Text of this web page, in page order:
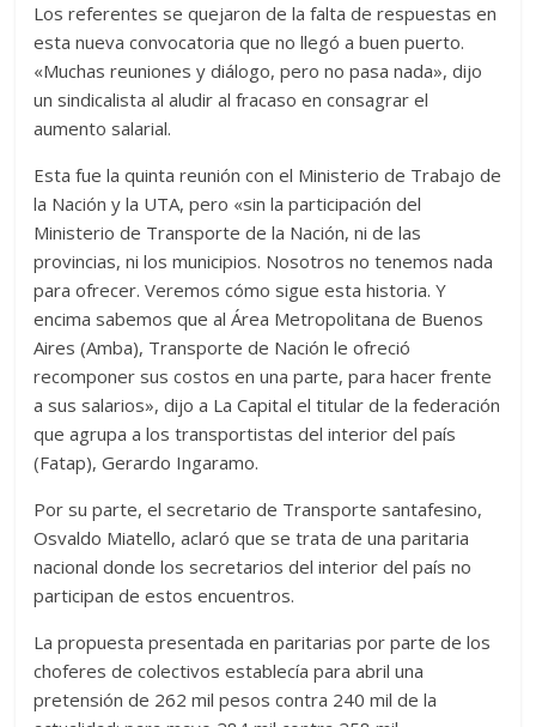
Los referentes se quejaron de la falta de respuestas en
esta nueva convocatoria que no llegó a buen puerto.
«Muchas reuniones y diálogo, pero no pasa nada», dijo
un sindicalista al aludir al fracaso en consagrar el
aumento salarial.
Esta fue la quinta reunión con el Ministerio de Trabajo de
la Nación y la UTA, pero «sin la participación del
Ministerio de Transporte de la Nación, ni de las
provincias, ni los municipios. Nosotros no tenemos nada
para ofrecer. Veremos cómo sigue esta historia. Y
encima sabemos que al Área Metropolitana de Buenos
Aires (Amba), Transporte de Nación le ofreció
recomponer sus costos en una parte, para hacer frente
a sus salarios», dijo a La Capital el titular de la federación
que agrupa a los transportistas del interior del país
(Fatap), Gerardo Ingaramo.
Por su parte, el secretario de Transporte santafesino,
Osvaldo Miatello, aclaró que se trata de una paritaria
nacional donde los secretarios del interior del país no
participan de estos encuentros.
La propuesta presentada en paritarias por parte de los
choferes de colectivos establecía para abril una
pretensión de 262 mil pesos contra 240 mil de la